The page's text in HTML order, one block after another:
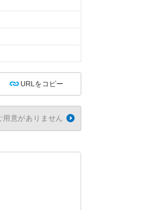
URLをコピー
用意がありません